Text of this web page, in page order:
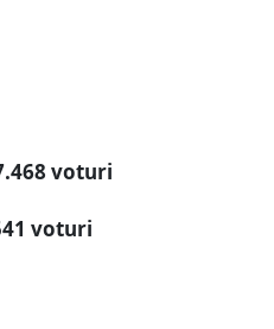
voturi
voturi